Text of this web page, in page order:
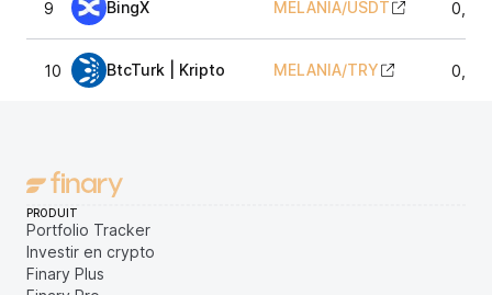
9 BingX MELANIA/USDT
10 BtcTurk | Kripto MELANIA/TRY
PRODUIT
Portfolio Tracker
Investir en crypto
Finary Plus